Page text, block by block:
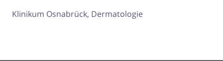
Klinikum Osnabrück, Dermatologie